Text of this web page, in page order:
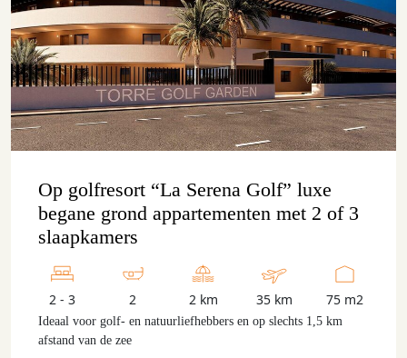
Op golfresort “La Serena Golf” luxe
begane grond appartementen met 2 of 3
slaapkamers
2 - 3 2 2 km 35 km 75 m2
Ideaal voor golf- en natuurliefhebbers en op slechts 1,5 km
afstand van de zee